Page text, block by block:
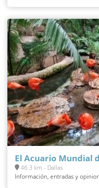
El Acuario Mundial
46.3 km - Dallas
Información, entradas y